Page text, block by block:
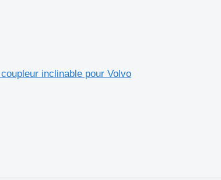
inclinable pour Volvo